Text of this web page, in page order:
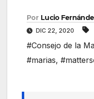
Por Lucio
DIC 22, 2020
#Consejo de la
#marias,